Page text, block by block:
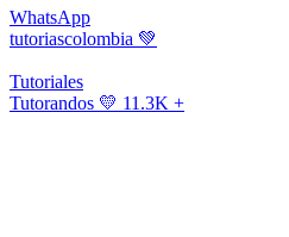
WhatsApp
tutoriascolombia 💚
Tutoriales
Tutorandos 💛 11.3K +